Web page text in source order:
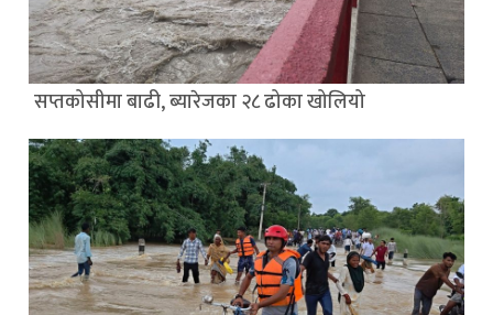
सप्तकोसीमा बाढी, ब्यारेजका २८ ढोका खोलियो